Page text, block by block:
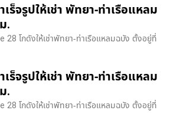
เร็จรูปให้เช่า พัทยา-ท่าเรือแหลม
.
28 โกดังให้เช่าพัทยา-ท่าเรือแหลมฉบัง ตั้งอยู่ที่
เร็จรูปให้เช่า พัทยา-ท่าเรือแหลม
.
28 โกดังให้เช่าพัทยา-ท่าเรือแหลมฉบัง ตั้งอยู่ที่